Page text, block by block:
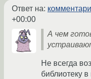
Ответ на:
+00:00
А чем
Не всегда
библиотеку в